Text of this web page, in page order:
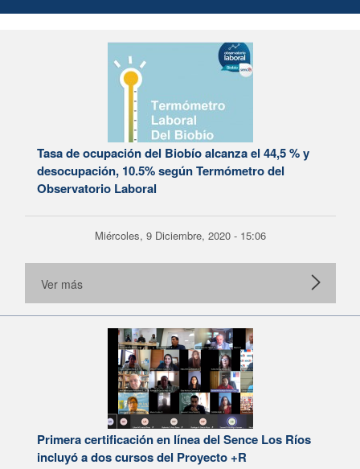
Tasa de ocupación del Biobío alcanza el 44,5 % y
desocupación, 10.5% según Termómetro del
Observatorio Laboral
Miércoles, 9 Diciembre, 2020 - 15:06
Ver más
Primera certificación en línea del Sence Los Ríos
incluyó a dos cursos del Proyecto +R